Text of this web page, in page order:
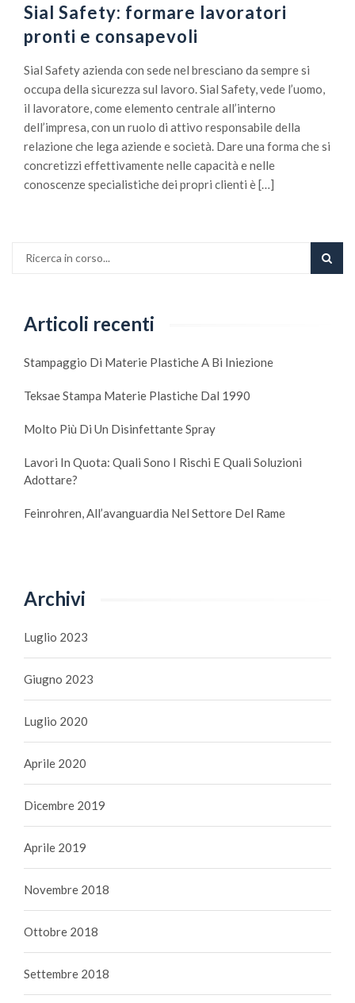
Sial Safety: formare lavoratori
pronti e consapevoli
Sial Safety azienda con sede nel bresciano da sempre si
occupa della sicurezza sul lavoro. Sial Safety, vede l’uomo,
il lavoratore, come elemento centrale all’interno
dell’impresa, con un ruolo di attivo responsabile della
relazione che lega aziende e società. Dare una forma che si
concretizzi effettivamente nelle capacità e nelle
conoscenze specialistiche dei propri clienti è […]
Articoli recenti
Stampaggio Di Materie Plastiche A Bi Iniezione
Teksae Stampa Materie Plastiche Dal 1990
Molto Più Di Un Disinfettante Spray
Lavori In Quota: Quali Sono I Rischi E Quali Soluzioni
Adottare?
Feinrohren, All’avanguardia Nel Settore Del Rame
Archivi
Luglio 2023
Giugno 2023
Luglio 2020
Aprile 2020
Dicembre 2019
Aprile 2019
Novembre 2018
Ottobre 2018
Settembre 2018